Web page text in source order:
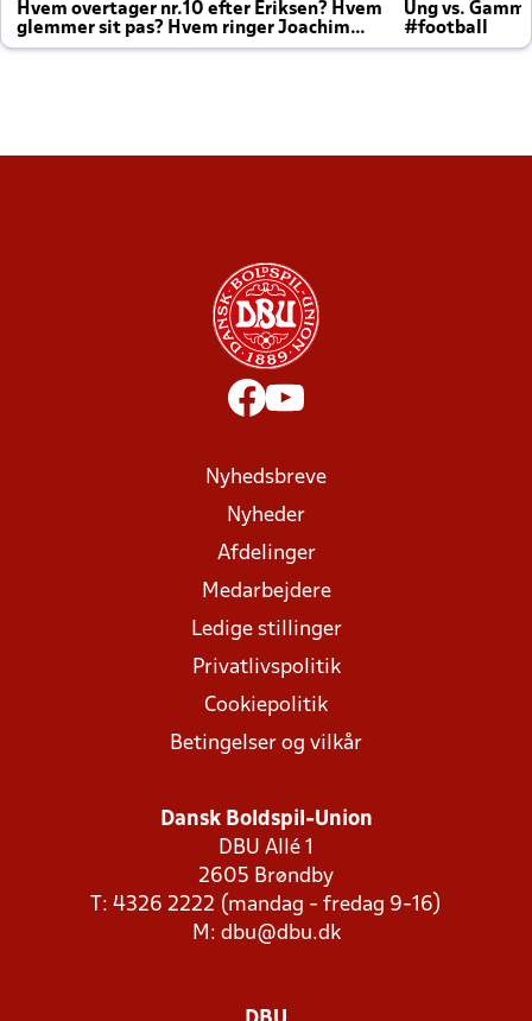
Hvem overtager nr.10 efter Eriksen? Hvem
glemmer sit pas? Hvem ringer Joachim
altid til efter kampe?
Ung vs.
#football
Nyhedsbreve
Nyheder
Afdelinger
Medarbejdere
Ledige stillinger
Privatlivspolitik
Cookiepolitik
Betingelser og vilkår
Dansk Boldspil-Union
DBU Allé 1
2605 Brøndby
T: 4326 2222 (mandag - fredag 9-16)
M: dbu@dbu.dk